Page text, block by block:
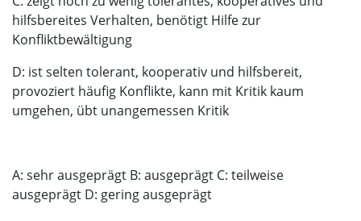
hilfsbereites Verhalten, benötigt Hilfe zur
Konfliktbewältigung
D: ist selten tolerant, kooperativ und hilfsbereit,
provoziert häufig Konflikte, kann mit Kritik kaum
umgehen, übt unangemessen Kritik
A: sehr ausgeprägt B: ausgeprägt C: teilweise
ausgeprägt D: gering ausgeprägt